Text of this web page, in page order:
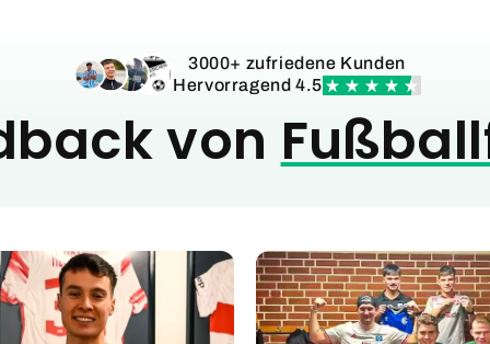
3000+ zufriedene Kunden
Hervorragend 4.5
von